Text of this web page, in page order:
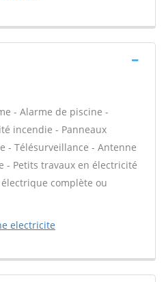
- Alarme de piscine -
incendie - Panneaux
- Télésurveillance - Antenne
- Petits travaux en électricité
complète ou
electricite